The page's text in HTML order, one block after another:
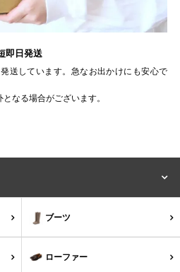
即日発送
送しています。急なお出かけにも安心で
なる場合がございます。
ブーツ
ローファー